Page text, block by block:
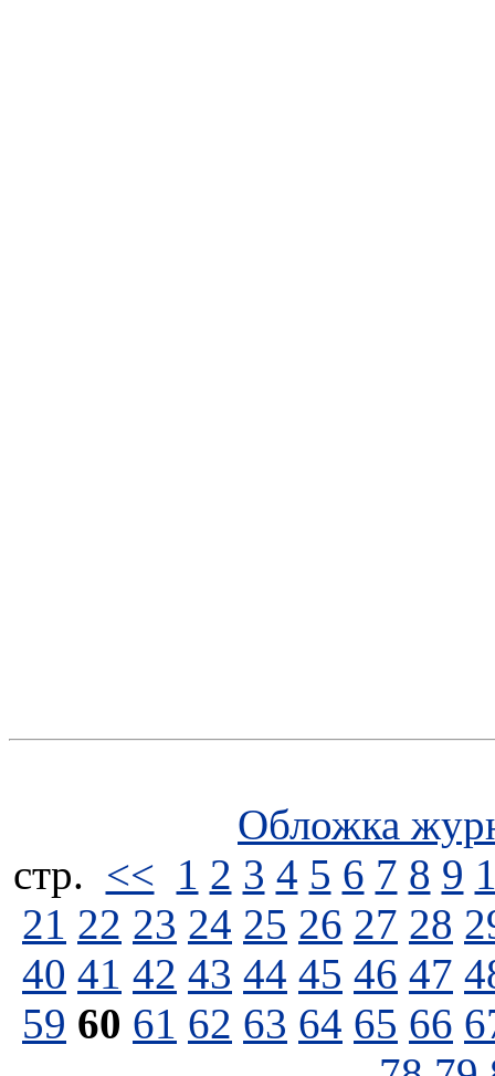
Обложка
стp. << 1 2 3 4 5 6 7 8 9
21 22 23 24 25 26 27 28
40 41 42 43 44 45 46 47
59 60 61 62 63 64 65 66